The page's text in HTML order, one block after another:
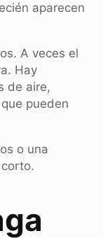
aparecen
A veces el
Hay
de aire,
pueden
o una